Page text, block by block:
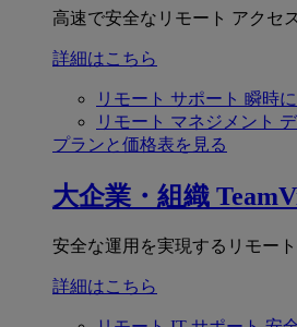
高速で安全なリモート アクセ
詳細はこちら
リモート サポート 瞬時
リモート マネジメント
プランと価格表を見る
大企業・組織
安全な運用を実現するリモート
詳細はこちら